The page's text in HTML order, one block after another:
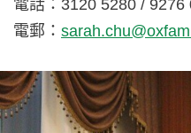
電話：3120 5280 / 9276
電郵：